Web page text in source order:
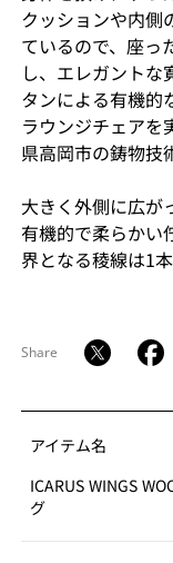
クッションや内側
ているので、座っ
し、エレガントな
タンによる有機的
ラウンジチェアを
県高岡市の鋳物技
大きく外側に広が
有機的で柔らかい
界となる稜線は1
身体を預け、ゆ
ンジチェアを目指
時の沈み込みやホ
脚は無垢の丸棒を
ェルとのボリュー
Share
アイテム名
ICARUS WINGS
グ